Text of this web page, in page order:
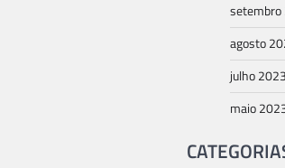
agosto
julho 2023
maio